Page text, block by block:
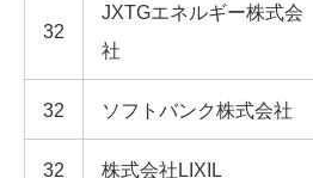
32
JXTGエネルギー株式会
社
32 ソフトバンク株式会社
32 株式会社LIXIL